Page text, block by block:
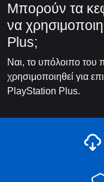
Μπορούν τα
να
Plus;
Ναι, το υπόλοιπο του
χρησιμοποιηθεί για
PlayStation Plus.